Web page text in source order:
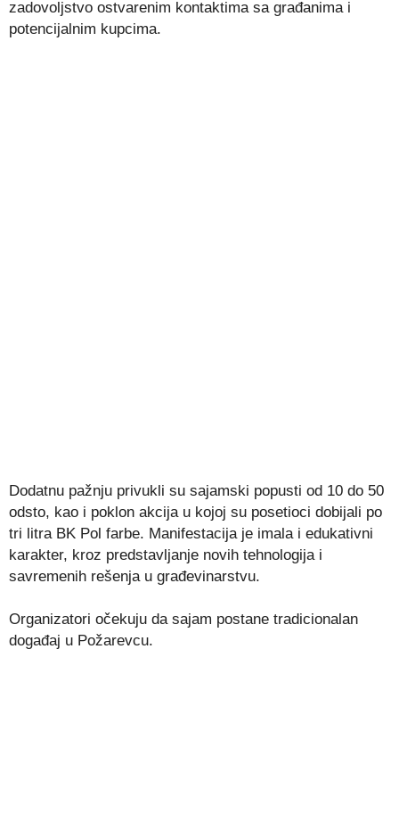
zadovoljstvo ostvarenim kontaktima sa građanima i
potencijalnim kupcima.
Dodatnu pažnju privukli su sajamski popusti od 10 do 50
odsto, kao i poklon akcija u kojoj su posetioci dobijali po
tri litra BK Pol farbe. Manifestacija je imala i edukativni
karakter, kroz predstavljanje novih tehnologija i
savremenih rešenja u građevinarstvu.
Organizatori očekuju da sajam postane tradicionalan
događaj u Požarevcu.